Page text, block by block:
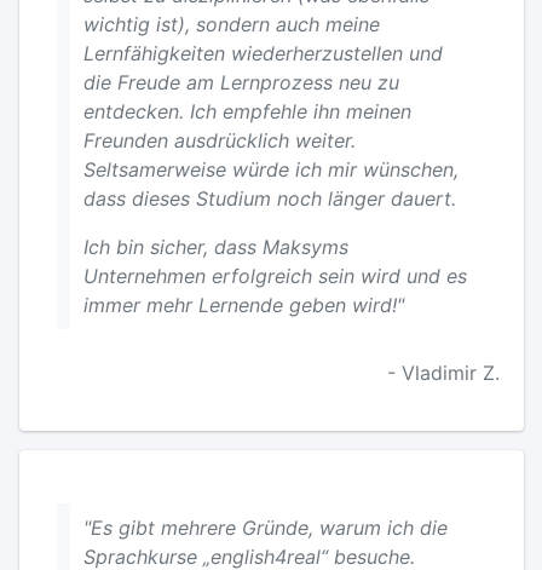
wichtig ist), sondern auch meine
Lernfähigkeiten wiederherzustellen und
die Freude am Lernprozess neu zu
entdecken. Ich empfehle ihn meinen
Freunden ausdrücklich weiter.
Seltsamerweise würde ich mir wünschen,
dass dieses Studium noch länger dauert.
Ich bin sicher, dass Maksyms
Unternehmen erfolgreich sein wird und es
immer mehr Lernende geben wird!"
- Vladimir Z.
"Es gibt mehrere Gründe, warum ich die
Sprachkurse „english4real“ besuche.